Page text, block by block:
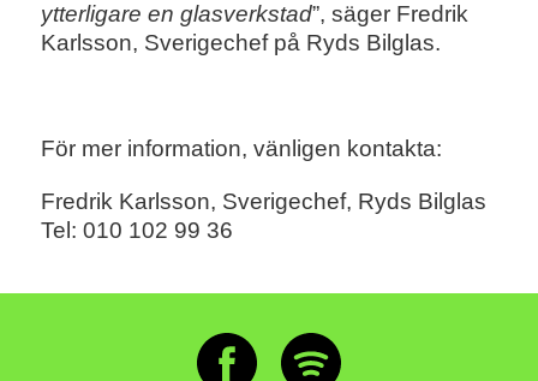
ytterligare en glasverkstad”, säger Fredrik
Karlsson, Sverigechef på Ryds Bilglas.
För mer information, vänligen kontakta:
Fredrik Karlsson, Sverigechef, Ryds Bilglas
Tel: 010 102 99 36